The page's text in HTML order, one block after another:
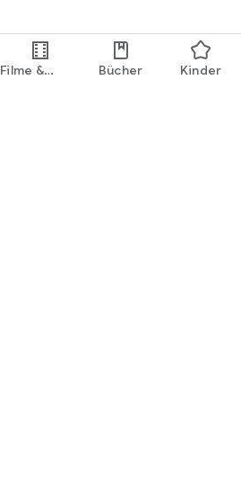
Filme &
Bücher Kinder